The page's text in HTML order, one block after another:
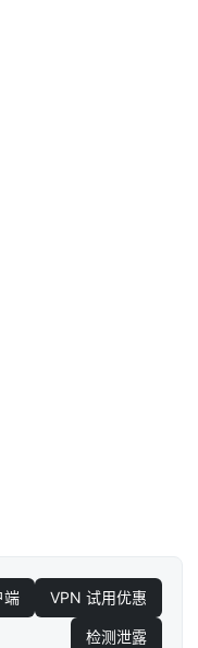
端 VPN 试用优惠
检测泄露